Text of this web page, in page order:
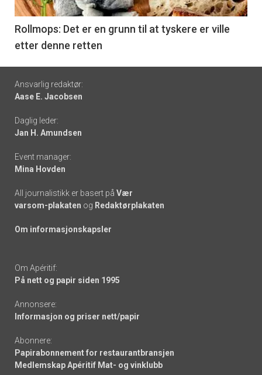
-
6
Rollmops: Det er en grunn til at tyskere er ville
etter denne retten
Footer
-
links
Ansvarlig redaktør:
Aase E. Jacobsen
Daglig leder:
Jan H. Amundsen
Event manager:
Mina Hovden
All journalistikk er basert på Vær
varsom-plakaten og Redaktørplakaten
Om informasjonskapsler
Om Apéritif:
På nett og papir siden 1995
Annonsere:
Informasjon og priser nett/papir
Abonnere:
Papirabonnement for restaurantbransjen
Medlemskap Apéritif Mat- og vinklubb